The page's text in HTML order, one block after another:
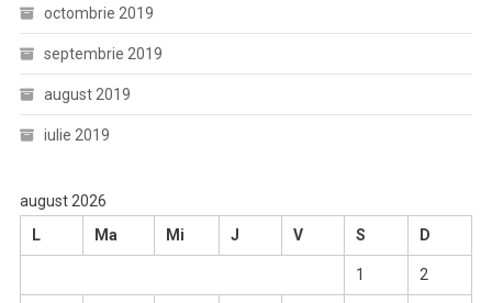
octombrie 2019
septembrie 2019
august 2019
iulie 2019
august 2026
L
Ma Mi J V S D
1 2